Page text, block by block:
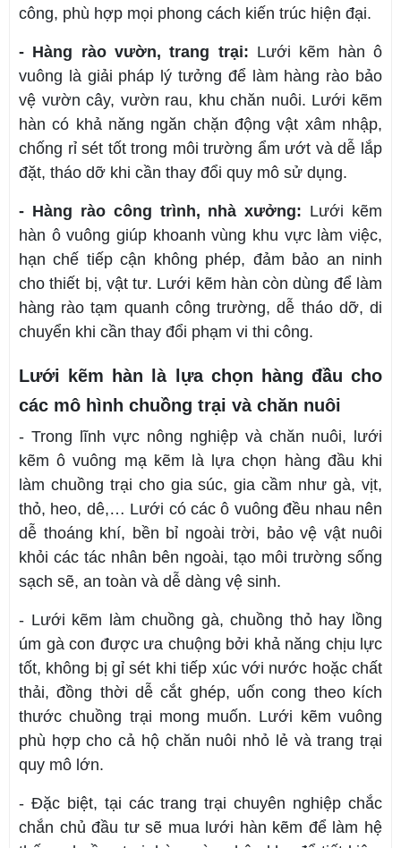
công, phù hợp mọi phong cách kiến trúc hiện đại.
- Hàng rào vườn, trang trại: Lưới kẽm hàn ô
vuông là giải pháp lý tưởng để làm hàng rào bảo
vệ vườn cây, vườn rau, khu chăn nuôi. Lưới kẽm
hàn có khả năng ngăn chặn động vật xâm nhập,
chống rỉ sét tốt trong môi trường ẩm ướt và dễ lắp
đặt, tháo dỡ khi cần thay đổi quy mô sử dụng.
- Hàng rào công trình, nhà xưởng: Lưới kẽm
hàn ô vuông giúp khoanh vùng khu vực làm việc,
hạn chế tiếp cận không phép, đảm bảo an ninh
cho thiết bị, vật tư. Lưới kẽm hàn còn dùng để làm
hàng rào tạm quanh công trường, dễ tháo dỡ, di
chuyển khi cần thay đổi phạm vi thi công.
Lưới kẽm hàn là lựa chọn hàng đầu cho
các mô hình chuồng trại và chăn nuôi
- Trong lĩnh vực nông nghiệp và chăn nuôi, lưới
kẽm ô vuông mạ kẽm là lựa chọn hàng đầu khi
làm chuồng trại cho gia súc, gia cầm như gà, vịt,
thỏ, heo, dê,… Lưới có các ô vuông đều nhau nên
dễ thoáng khí, bền bỉ ngoài trời, bảo vệ vật nuôi
khỏi các tác nhân bên ngoài, tạo môi trường sống
sạch sẽ, an toàn và dễ dàng vệ sinh.
- Lưới kẽm làm chuồng gà, chuồng thỏ hay lồng
úm gà con được ưa chuộng bởi khả năng chịu lực
tốt, không bị gỉ sét khi tiếp xúc với nước hoặc chất
thải, đồng thời dễ cắt ghép, uốn cong theo kích
thước chuồng trại mong muốn. Lưới kẽm vuông
phù hợp cho cả hộ chăn nuôi nhỏ lẻ và trang trại
quy mô lớn.
- Đặc biệt, tại các trang trại chuyên nghiệp chắc
chắn chủ đầu tư sẽ mua lưới hàn kẽm để làm hệ